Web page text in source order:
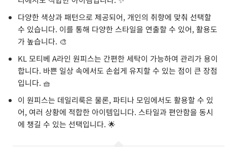
다양한 색상과 패턴으로 제공되어, 개인의 취향에 맞춰 선택할
수 있습니다. 이를 통해 다양한 스타일을 연출할 수 있어, 활용도
가 높습니다. 🎨
KL 모티베 A라인 원피스는 간편한 세탁이 가능하여 관리가 용이
합니다. 바쁜 일상 속에서도 손쉽게 유지할 수 있는 점이 큰 장점
입니다. 🧺
이 원피스는 데일리룩은 물론, 파티나 모임에서도 활용할 수 있
어, 여러 상황에 적합한 아이템입니다. 스타일과 편안함을 동시
에 챙길 수 있는 선택입니다. 🌟